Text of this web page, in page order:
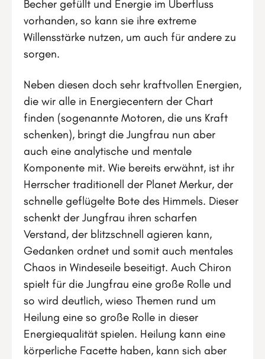
Becher gefüllt und Energie im Überfluss
vorhanden, so kann sie ihre extreme
Willensstärke nutzen, um auch für andere zu
sorgen.
Neben diesen doch sehr kraftvollen Energien,
die wir alle in Energiecentern der Chart
finden (sogenannte Motoren, die uns Kraft
schenken), bringt die Jungfrau nun aber
auch eine analytische und mentale
Komponente mit. Wie bereits erwähnt, ist ihr
Herrscher traditionell der Planet Merkur, der
schnelle geflügelte Bote des Himmels. Dieser
schenkt der Jungfrau ihren scharfen
Verstand, der blitzschnell agieren kann,
Gedanken ordnet und somit auch mentales
Chaos in Windeseile beseitigt. Auch Chiron
spielt für die Jungfrau eine große Rolle und
so wird deutlich, wieso Themen rund um
Heilung eine so große Rolle in dieser
Energiequalität spielen. Heilung kann eine
körperliche Facette haben, kann sich aber